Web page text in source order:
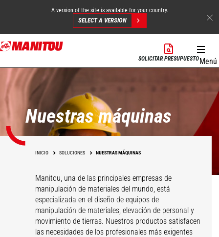
Pasar
al
principal
A version of the site is available for your country.
SELECT A VERSION
SOLICITAR PRESUPUESTOMenú
Nuestras máquinas
INICIO SOLUCIONES NUESTRAS MÁQUINAS
Manitou, una de las principales empresas de
manipulación de materiales del mundo, está
especializada en el diseño de equipos de
manipulación de materiales, elevación de personal y
movimiento de tierras. Nuestros productos satisfacen
las necesidades de los profesionales más exigentes